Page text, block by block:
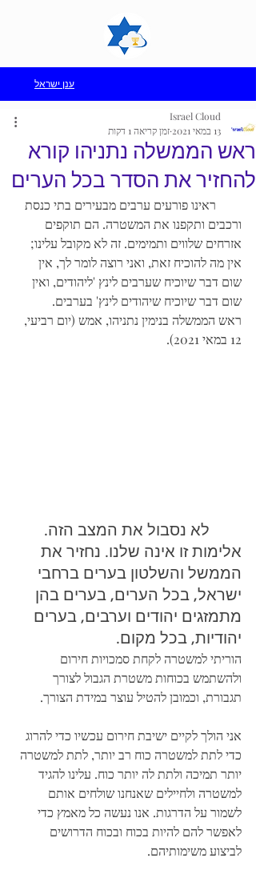
ענן ישראל
ראש הממשלה נתניהו קורא
להחזיר את הסדר בכל הערים
Israel Cloud
13 במאי 2021
זמן קריאה 1 דקות
ראינו פורעים ערבים מבעירים בתי כנסת
ורכבים ותקפנו את המשטרה. הם תוקפים
אזרחים שלווים ותמימים. זה לא מקובל עלינו;
אין מה להוכיח זאת, ואני רוצה לומר לך, אין
שום דבר שיוכיח שערבים לינץ 'ליהודים, ואין
שום דבר שיוכיח שיהודים לינץ' בערבים.
ראש הממשלה בנימין נתניהו, אמש (יום רביעי,
12 במאי 2021).
לא נסבול את המצב הזה.
אלימות זו אינה שלנו. נחזיר את
הממשל והשלטון בערים ברחבי
ישראל, בכל הערים, בערים בהן
מתמזגים יהודים וערבים, בערים
יהודיות, בכל מקום.
הוריתי למשטרה לקחת סמכויות חירום
ולהשתמש בכוחות משטרת הגבול לצורך
תגבורת, וכמובן להטיל עוצר במידת הצורך.
אני הולך לקיים ישיבת חירום עכשיו כדי להרוג
כדי לתת למשטרה כוח רב יותר, לתת למשטרה
יותר תמיכה ולתת לה יותר כוח. עלינו להגיד
למשטרה ולחיילים שאנחנו שולחים אותם
לשמור על הדרגות. אנו נעשה כל מאמץ כדי
לאפשר להם להיות בכוח ובכוח הדרושים
לביצוע משימותיהם.